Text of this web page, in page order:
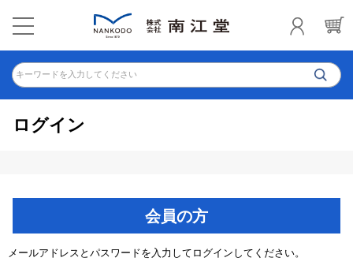
キーワードを入力してください
ログイン
会員の方
メールアドレスとパスワードを入力してログインしてください。